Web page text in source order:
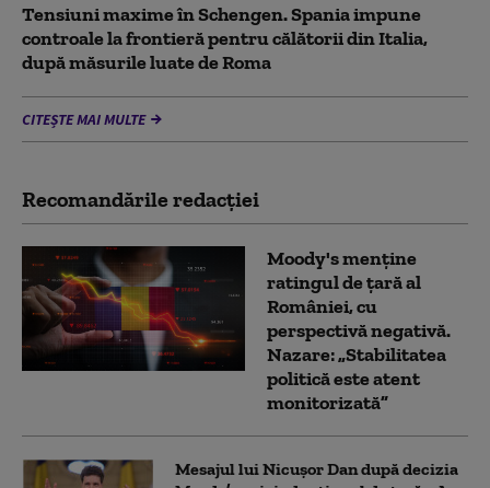
Tensiuni maxime în Schengen. Spania impune
controale la frontieră pentru călătorii din Italia,
după măsurile luate de Roma
CITEȘTE MAI MULTE
Recomandările redacţiei
Moody's menține
ratingul de țară al
României, cu
perspectivă negativă.
Nazare: „Stabilitatea
politică este atent
monitorizată”
Mesajul lui Nicușor Dan după decizia